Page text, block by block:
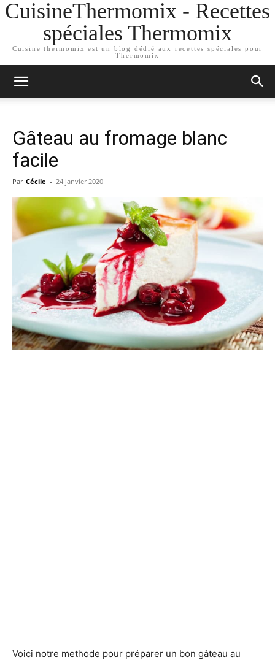
CuisineThermomix - Recettes
spéciales Thermomix
Cuisine thermomix est un blog dédié aux recettes spéciales pour
Thermomix
Gâteau au fromage blanc
facile
Par Cécile - 24 janvier 2020
Voici notre methode pour préparer un bon gâteau au